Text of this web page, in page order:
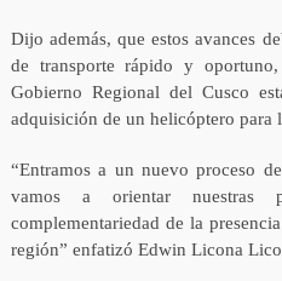
Dijo además, que estos avances
de transporte rápido y
Gobierno Regional del Cusco
adquisición de un helicóptero para
“Entramos a un nuevo proceso
vamos a orientar nuestras
complementariedad de la
región” enfatizó Edwin Licona